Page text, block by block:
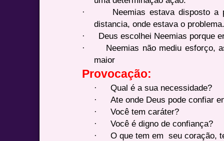
·
Neemias estava disposto
distancia, onde estava o
·
Deus escolhei Neemias porque
·
Neemias não mediu esforço,
maior
Provocação:
·
Qual é a sua necessidade?
·
Ate onde Deus pode confiar
·
Você tem caráter?
·
Você é digno de confiança?
·
O que tem em seu coração,